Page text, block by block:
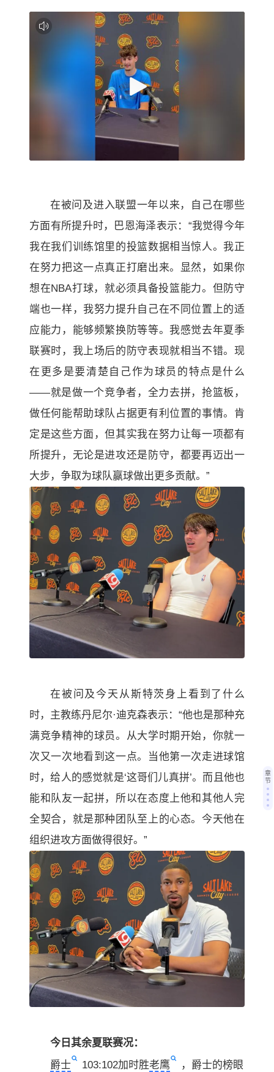
在被问及进入联盟一年以来，自己在哪些
方面有所提升时，巴恩海泽表示：“我觉得今年
我在我们训练馆里的投篮数据相当惊人。我正
在努力把这一点真正打磨出来。显然，如果你
想在NBA打球，就必须具备投篮能力。但防守
端也一样，我努力提升自己在不同位置上的适
应能力，能够频繁换防等等。我感觉去年夏季
联赛时，我上场后的防守表现就相当不错。现
在更多是要清楚自己作为球员的特点是什么
——就是做一个竞争者，全力去拼，抢篮板，
做任何能帮助球队占据更有利位置的事情。肯
定是这些方面，但其实我在努力让每一项都有
所提升，无论是进攻还是防守，都要再迈出一
大步，争取为球队赢球做出更多贡献。”
在被问及今天从斯特茨身上看到了什么
时，主教练丹尼尔·迪克森表示：“他也是那种充
满竞争精神的球员。从大学时期开始，你就一
次又一次地看到这一点。当他第一次走进球馆
时，给人的感觉就是‘这哥们儿真拼’。而且他也
能和队友一起拼，所以在态度上他和其他人完
全契合，就是那种团队至上的心态。今天他在
组织进攻方面做得很好。”
今日其余夏联赛况：
爵士
103:102加时胜老鹰
，爵士的榜眼
章
节